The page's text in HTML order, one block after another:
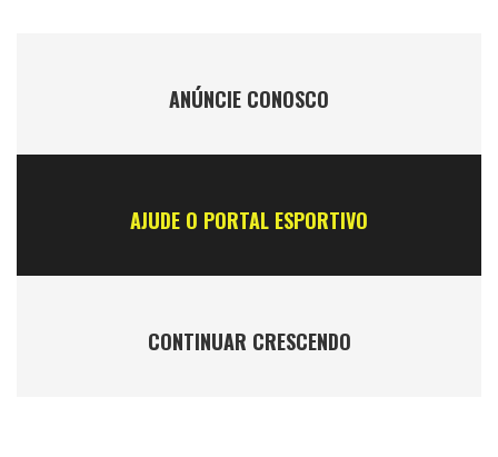
ANÚNCIE CONOSCO
AJUDE O PORTAL ESPORTIVO
CONTINUAR CRESCENDO